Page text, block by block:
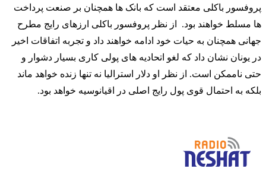
پروفسور باکلی معتقد است که بانک ها همچنان بر صنعت پرداخت
ها مسلط خواهند بود. از نظر پروفسور باکلی ارزهای رایج مطرح
جهانی همچنان به حیات خود ادامه خواهند داد و تجربه اتفاقات اخیر
در یونان نشان داد که لغو اتحادیه های پولی کاری بسیار دشوار و
حتی ناممکن است. از نظر او دلار استرالیا نه تنها زنده خواهد ماند
بلکه به احتمال قوی پول رایج اصلی در اقیانوسیه خواهد بود.